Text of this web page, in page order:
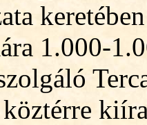
1.000-
kiír